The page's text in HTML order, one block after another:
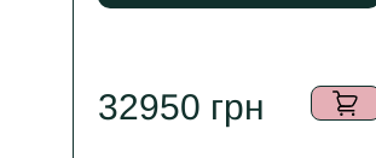
32950 грн